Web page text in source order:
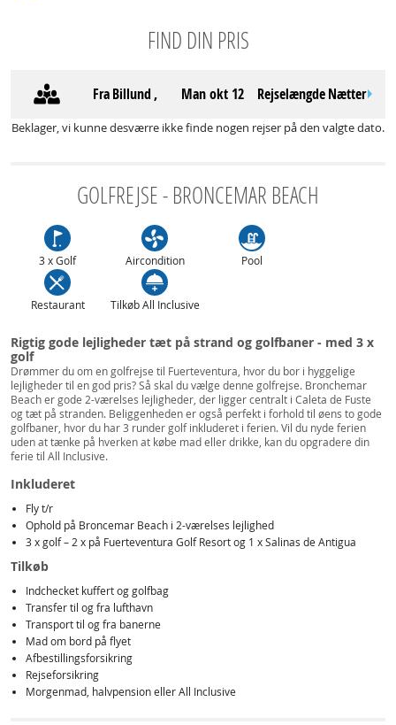
FIND DIN PRIS
FraBillund, man okt 12 RejselængdeNætter
Beklager, vi kunne desværre ikke finde nogen rejser på den valgte dato.
GOLFREJSE - BRONCEMAR BEACH
3 x Golf Aircondition Pool
Restaurant Tilkøb All Inclusive
Rigtig gode lejligheder tæt på strand og golfbaner - med 3 x
golf
Drømmer du om en golfrejse til Fuerteventura, hvor du bor i hyggelige
lejligheder til en god pris? Så skal du vælge denne golfrejse. Bronchemar
Beach er gode 2-værelses lejligheder, der ligger centralt i Caleta de Fuste
og tæt på stranden. Beliggenheden er også perfekt i forhold til øens to gode
golfbaner, hvor du har 3 runder golf inkluderet i ferien. Vil du nyde ferien
uden at tænke på hverken at købe mad eller drikke, kan du opgradere din
ferie til All Inclusive.
Inkluderet
Fly t/r
Ophold på Broncemar Beach i 2-værelses lejlighed
3 x golf – 2 x på Fuerteventura Golf Resort og 1 x Salinas de Antigua
Tilkøb
Indchecket kuffert og golfbag
Transfer til og fra lufthavn
Transport til og fra banerne
Mad om bord på flyet
Afbestillingsforsikring
Rejseforsikring
Morgenmad, halvpension eller All Inclusive